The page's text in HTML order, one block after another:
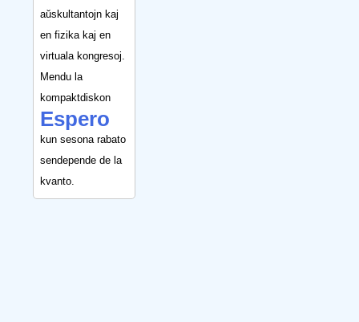
aŭskultantojn kaj
en fizika kaj en
virtuala kongresoj.
Mendu la
kompaktdiskon
Espero
kun sesona rabato
sendepende de la
kvanto.